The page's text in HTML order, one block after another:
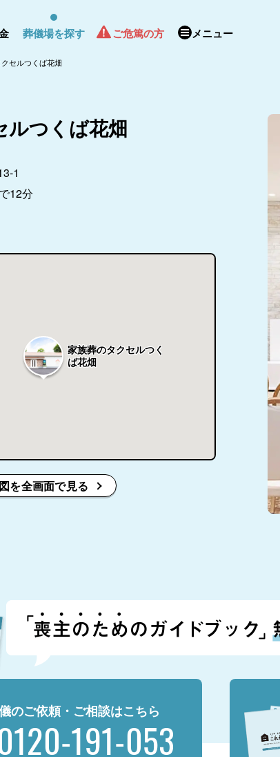
葬儀場を探す ご危篤の方 メニュー
セルつくば花畑
ルつくば花畑
1
12分
家族葬のタクセルつく
ば花畑
を全画面で見る
のご依頼・ご相談はこちら
191-053